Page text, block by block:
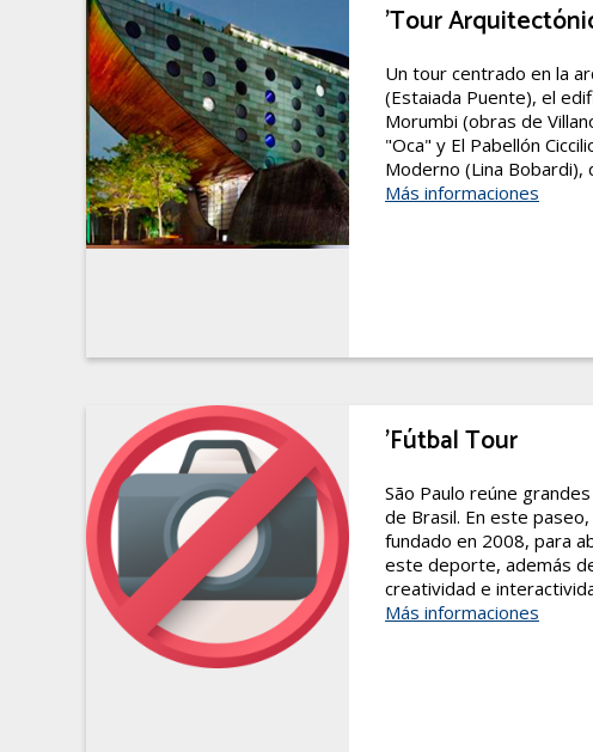
'Tour
Un tour centrado en la
(Estaiada Puente), el
Morumbi (obras de
"Oca" y El Pabellón
Moderno (Lina Bobardi),
Más informaciones
'Fútbal Tour
São Paulo reúne
de Brasil. En este
fundado en 2008, para
este deporte, además
creatividad e
Más informaciones